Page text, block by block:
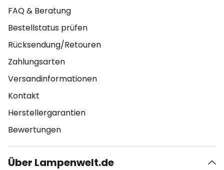
FAQ & Beratung
Bestellstatus prüfen
Rücksendung/Retouren
Zahlungsarten
Versandinformationen
Kontakt
Herstellergarantien
Bewertungen
Über Lampenwelt.de